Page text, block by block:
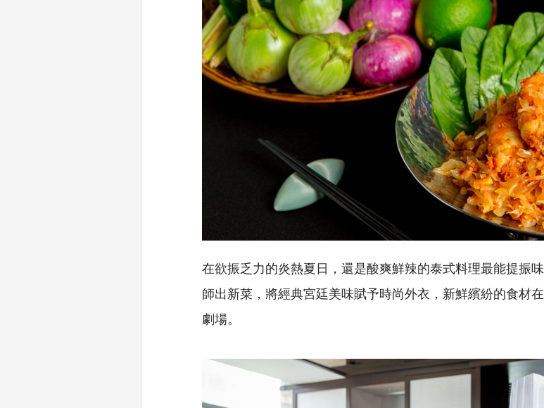
在欲振乏力的炎熱夏日，還是酸爽鮮辣的泰式料理最能提振
師出新菜，將經典宮廷美味賦予時尚外衣，新鮮繽紛的食材
劇場。